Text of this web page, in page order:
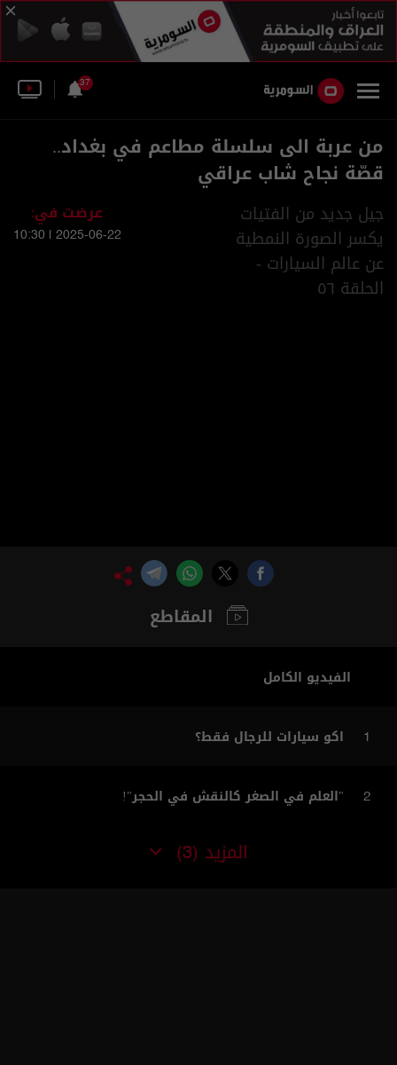
37
من عربة الى سلسلة مطاعم في بغداد..
قصّة نجاح شاب عراقي
جيل جديد من الفتيات
يكسر الصورة النمطية
عن عالم السيارات -
الحلقة ٥٦
عرضت في:
2025-06-22 | 10:30
المقاطع
الفيديو الكامل
1 اكو سيارات للرجال فقط؟
2 "العلم في الصغر كالنقش في الحجر"!
المزيد (3)